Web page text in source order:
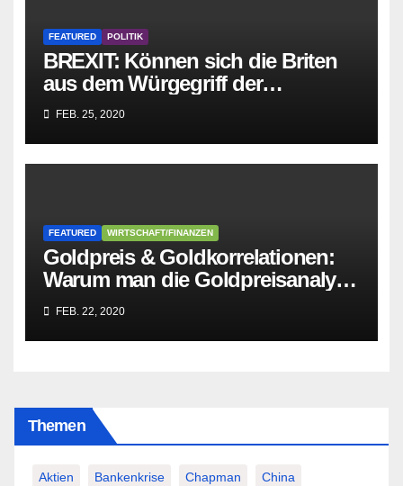
FEATURED POLITIK
BREXIT: Können sich die Briten
aus dem Würgegriff der
parasitären EU-Mafia befreien?
FEB. 25, 2020
FEATURED WIRTSCHAFT/FINANZEN
Goldpreis & Goldkorrelationen:
Warum man die Goldpreisanalyse
besser Profis überlässt!
FEB. 22, 2020
Themen
Aktien Bankenkrise Chapman China